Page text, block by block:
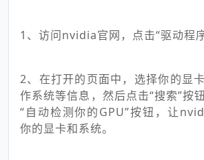
1、访问nvidia官网，点击“驱动程序
2、在打开的页面中，选择你的显
作系统等信息，然后点击“搜索”按
“自动检测你的GPU”按钮，让
你的显卡和系统。